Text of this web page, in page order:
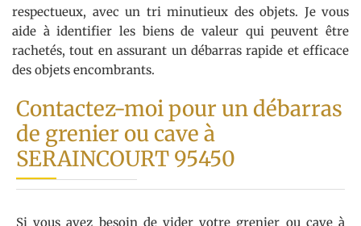
respectueux, avec un tri minutieux des objets. Je vous
aide à identifier les biens de valeur qui peuvent être
rachetés, tout en assurant un débarras rapide et efficace
des objets encombrants.
Contactez-moi pour un débarras
de grenier ou cave à
SERAINCOURT 95450
Si vous avez besoin de vider votre grenier ou cave à